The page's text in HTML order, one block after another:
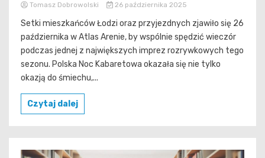
Tomasz Dobrowolski 26 października 2025
Setki mieszkańców Łodzi oraz przyjezdnych zjawiło się 26
października w Atlas Arenie, by wspólnie spędzić wieczór
podczas jednej z największych imprez rozrywkowych tego
sezonu. Polska Noc Kabaretowa okazała się nie tylko
okazją do śmiechu,...
Czytaj dalej